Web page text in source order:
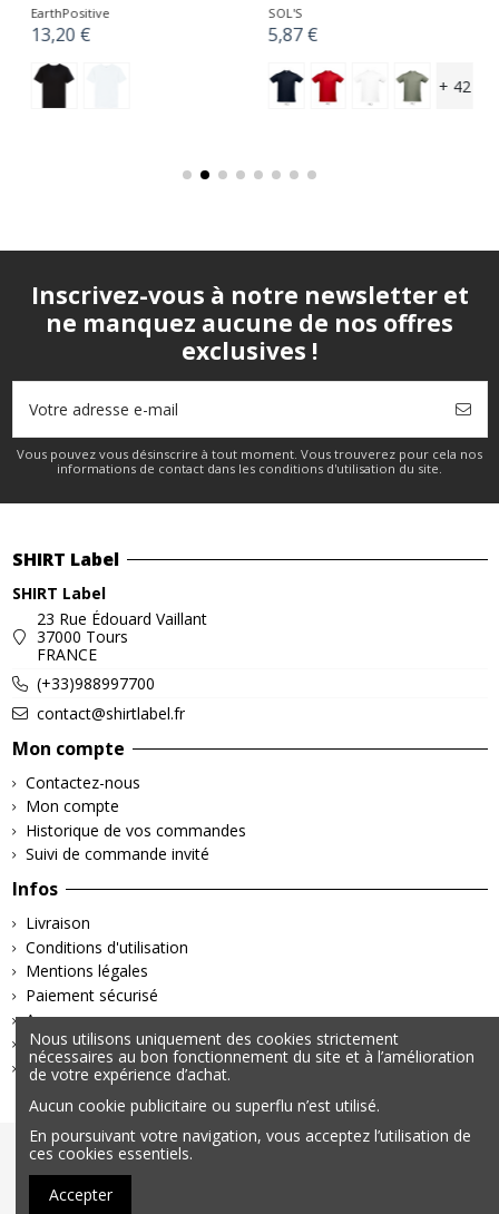
EarthPositive
13,20 €
SOL'S
5,87 €
+ 42
Inscrivez-vous à notre newsletter et
ne manquez aucune de nos offres
exclusives !
Vous pouvez vous désinscrire à tout moment. Vous trouverez pour cela nos
informations de contact dans les conditions d'utilisation du site.
SHIRT Label
SHIRT Label
23 Rue Édouard Vaillant
37000 Tours
FRANCE
(+33)988997700
contact@shirtlabel.fr
Mon compte
Contactez-nous
Mon compte
Historique de vos commandes
Suivi de commande invité
Infos
Livraison
Conditions d'utilisation
Mentions légales
Paiement sécurisé
A propos
Retours & Remboursements
Politique de confidentialité
© 2025 – Tous droits réservés | Données personnelles &
Nous utilisons uniquement des cookies strictement
nécessaires au bon fonctionnement du site et à l’amélioration
de votre expérience d’achat.
Aucun cookie publicitaire ou superflu n’est utilisé.
En poursuivant votre navigation, vous acceptez l’utilisation de
ces cookies essentiels.
Accepter